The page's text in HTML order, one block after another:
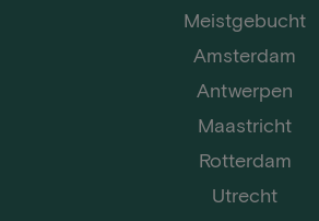
Meistgebucht
Amsterdam
Antwerpen
Maastricht
Rotterdam
Utrecht